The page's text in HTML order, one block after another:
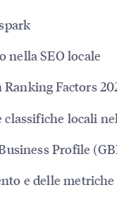
nella SEO locale
Factors
locali
Profile
e delle metriche